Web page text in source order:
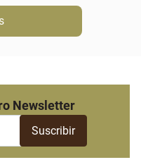
Newsletter